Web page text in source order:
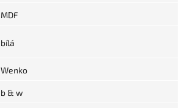
MDF
bílá
Wenko
b & w